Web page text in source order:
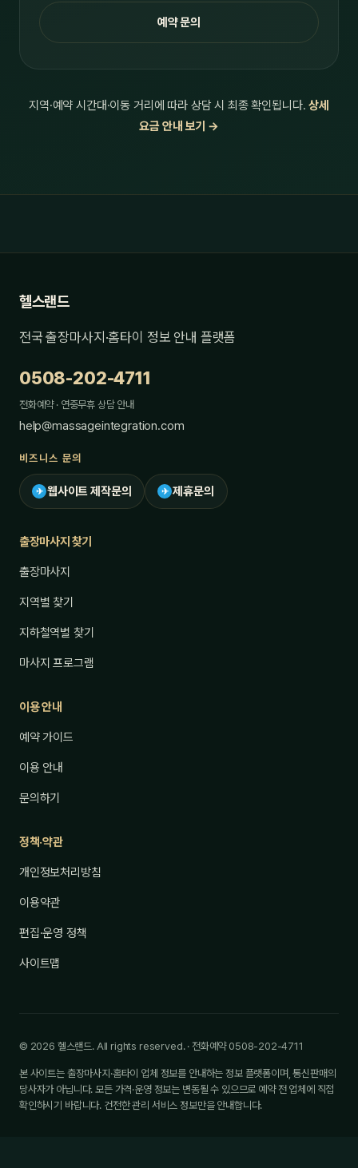
예약 문의
지역·예약 시간대·이동 거리에 따라 상담 시 최종 확인됩니다.상세
요금 안내 보기 →
헬스랜드
전국 출장마사지·홈타이 정보 안내 플랫폼
0508-202-4711
전화예약 · 연중무휴 상담 안내
help@massageintegration.com
비즈니스 문의
✈ 웹사이트 제작문의 ✈ 제휴문의
출장마사지 찾기
출장마사지
지역별 찾기
지하철역별 찾기
마사지 프로그램
이용 안내
예약 가이드
이용 안내
문의하기
정책·약관
개인정보처리방침
이용약관
편집·운영 정책
사이트맵
© 2026 헬스랜드. All rights reserved. · 전화예약 0508-202-4711
본 사이트는 출장마사지·홈타이 업체 정보를 안내하는 정보 플랫폼이며, 통신판매의
당사자가 아닙니다. 모든 가격·운영 정보는 변동될 수 있으므로 예약 전 업체에 직접
확인하시기 바랍니다. 건전한 관리 서비스 정보만을 안내합니다.